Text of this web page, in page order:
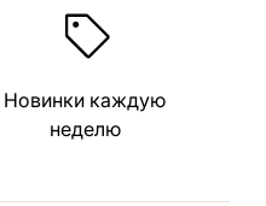
Новинки каждую
неделю